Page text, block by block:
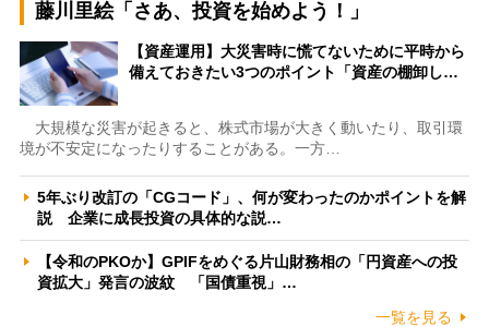
藤川里絵「さあ、投資を始めよう！」
【資産運用】大災害時に慌てないために平時から
備えておきたい3つのポイント「資産の棚卸し…
大規模な災害が起きると、株式市場が大きく動いたり、取引環
境が不安定になったりすることがある。一方…
5年ぶり改訂の「CGコード」、何が変わったのかポイントを解
説 企業に成長投資の具体的な説…
【令和のPKOか】GPIFをめぐる片山財務相の「円資産への投
資拡大」発言の波紋 「国債重視」…
一覧を見る